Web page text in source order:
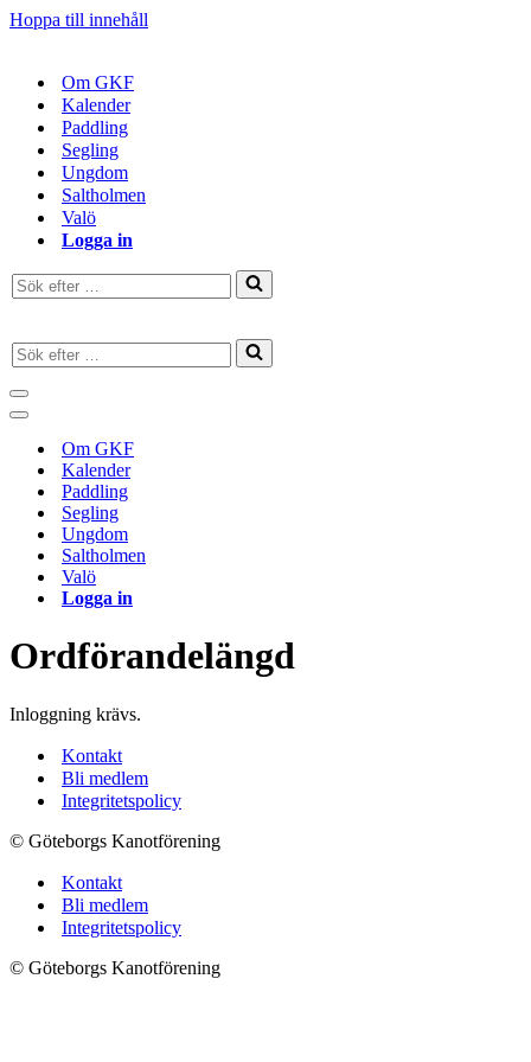
Hoppa till innehåll
Om GKF
Kalender
Paddling
Segling
Ungdom
Saltholmen
Valö
Logga in
Sök
efter
Sök
efter
…
Navigeringsmeny
Navigeringsmeny
Om GKF
Kalender
Paddling
Segling
Ungdom
Saltholmen
Valö
Logga in
Ordförandelängd
Inloggning krävs.
Kontakt
Bli medlem
Integritetspolicy
© Göteborgs Kanotförening
Kontakt
Bli medlem
Integritetspolicy
© Göteborgs Kanotförening